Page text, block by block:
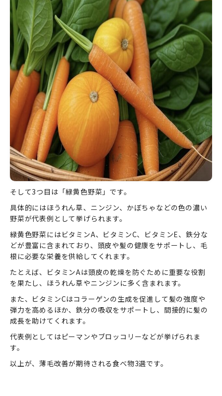
そして3つ目は「緑黄色野菜」です。
具体的にはほうれん草、ニンジン、かぼちゃなどの色の濃い
野菜が代表例として挙げられます。
緑黄色野菜にはビタミンA、ビタミンC、ビタミンE、鉄分な
どが豊富に含まれており、頭皮や髪の健康をサポートし、毛
根に必要な栄養を供給してくれます。
たとえば、ビタミンAは頭皮の乾燥を防ぐために重要な役割
を果たし、ほうれん草やニンジンに多く含まれます。
また、ビタミンCはコラーゲンの生成を促進して髪の強度や
弾力を高めるほか、鉄分の吸収をサポートし、間接的に髪の
成長を助けてくれます。
代表例としてはピーマンやブロッコリーなどが挙げられま
す。
以上が、薄毛改善が期待される食べ物3選です。